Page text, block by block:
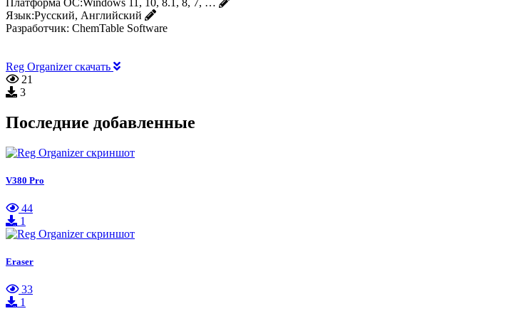
Платформа ОС:Windows 11, 10, 8.1, 8, 7, …
Язык:Русский, Английский
Разработчик: ChemTable Software
Reg Organizer скачать
21
3
Последние добавленные
V380 Pro
44
1
Eraser
33
1